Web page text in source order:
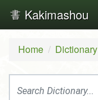
Kakimashou
Home Dictionary